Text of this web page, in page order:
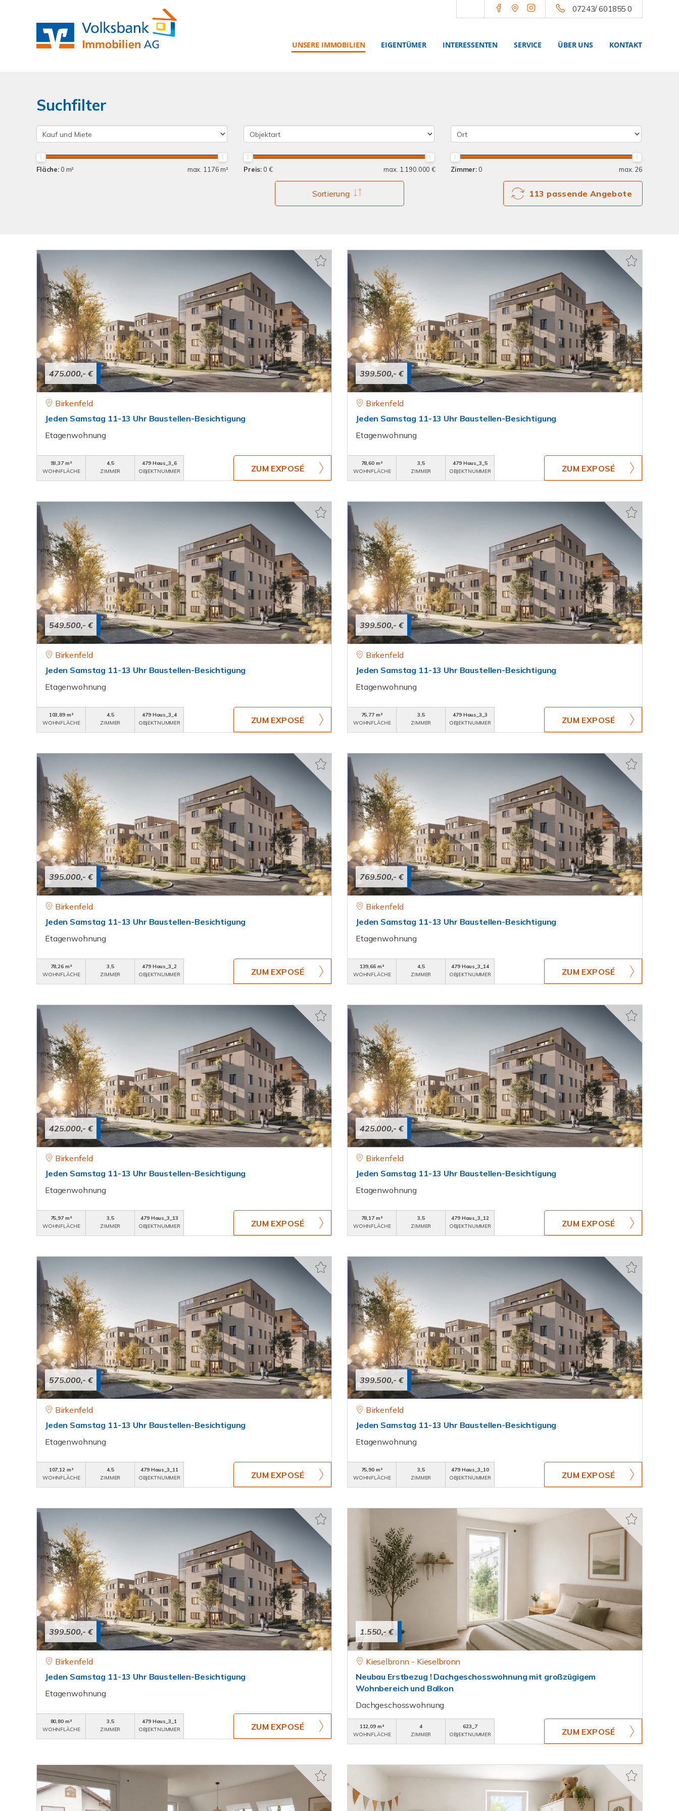
07243/ 601855 0
UNSERE IMMOBILIEN EIGENTÜMER INTERESSENTEN SERVICE ÜBER UNS KONTAKT
Suchfilter
Fläche: 0 m² max. 1176 m² Preis: 0 € max. 1.190.000 € Zimmer: 0 max. 26
Sortierung 113 passende Angebote
475.000,- €
Birkenfeld
Jeden Samstag 11-13 Uhr Baustellen-Besichtigung
Etagenwohnung
93,37 m²
WOHNFLÄCHE
4,5
ZIMMER
479 Haus_3_6
OBJEKTNUMMER
ZUM EXPOSÉ
399.500,- €
Birkenfeld
Jeden Samstag 11-13 Uhr Baustellen-Besichtigung
Etagenwohnung
78,60 m²
WOHNFLÄCHE
3,5
ZIMMER
479 Haus_3_5
OBJEKTNUMMER
ZUM EXPOSÉ
549.500,- €
Birkenfeld
Jeden Samstag 11-13 Uhr Baustellen-Besichtigung
Etagenwohnung
103,89 m²
WOHNFLÄCHE
4,5
ZIMMER
479 Haus_3_4
OBJEKTNUMMER
ZUM EXPOSÉ
399.500,- €
Birkenfeld
Jeden Samstag 11-13 Uhr Baustellen-Besichtigung
Etagenwohnung
75,77 m²
WOHNFLÄCHE
3,5
ZIMMER
479 Haus_3_3
OBJEKTNUMMER
ZUM EXPOSÉ
395.000,- €
Birkenfeld
Jeden Samstag 11-13 Uhr Baustellen-Besichtigung
Etagenwohnung
78,26 m²
WOHNFLÄCHE
3,5
ZIMMER
479 Haus_3_2
OBJEKTNUMMER
ZUM EXPOSÉ
769.500,- €
Birkenfeld
Jeden Samstag 11-13 Uhr Baustellen-Besichtigung
Etagenwohnung
139,66 m²
WOHNFLÄCHE
4,5
ZIMMER
479 Haus_3_14
OBJEKTNUMMER
ZUM EXPOSÉ
425.000,- €
Birkenfeld
Jeden Samstag 11-13 Uhr Baustellen-Besichtigung
Etagenwohnung
75,97 m²
WOHNFLÄCHE
3,5
ZIMMER
479 Haus_3_13
OBJEKTNUMMER
ZUM EXPOSÉ
425.000,- €
Birkenfeld
Jeden Samstag 11-13 Uhr Baustellen-Besichtigung
Etagenwohnung
78,17 m²
WOHNFLÄCHE
3,5
ZIMMER
479 Haus_3_12
OBJEKTNUMMER
ZUM EXPOSÉ
575.000,- €
Birkenfeld
Jeden Samstag 11-13 Uhr Baustellen-Besichtigung
Etagenwohnung
107,12 m²
WOHNFLÄCHE
4,5
ZIMMER
479 Haus_3_11
OBJEKTNUMMER
ZUM EXPOSÉ
399.500,- €
Birkenfeld
Jeden Samstag 11-13 Uhr Baustellen-Besichtigung
Etagenwohnung
75,90 m²
WOHNFLÄCHE
3,5
ZIMMER
479 Haus_3_10
OBJEKTNUMMER
ZUM EXPOSÉ
399.500,- €
Birkenfeld
Jeden Samstag 11-13 Uhr Baustellen-Besichtigung
Etagenwohnung
80,80 m²
WOHNFLÄCHE
3,5
ZIMMER
479 Haus_3_1
OBJEKTNUMMER
ZUM EXPOSÉ
1.550,- €
Kieselbronn - Kieselbronn
Neubau Erstbezug ! Dachgeschosswohnung mit großzügigem
Wohnbereich und Balkon
Dachgeschosswohnung
112,09 m²
WOHNFLÄCHE
4
ZIMMER
623_7
OBJEKTNUMMER
ZUM EXPOSÉ